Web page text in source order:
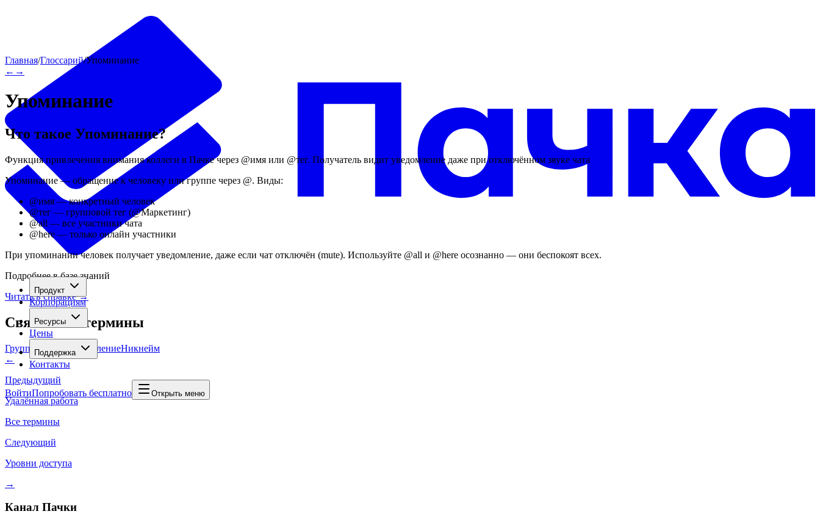
Продукт
Корпорациям
Ресурсы
Цены
Поддержка
Контакты
ВойтиПопробовать бесплатно Открыть меню
Главная/Глоссарий/Упоминание
← →
Упоминание
Что такое Упоминание?
Функция привлечения внимания коллеги в Пачке через @имя или @тег. Получатель видит уведомление даже при отключённом звуке чата
Упоминание — обращение к человеку или группе через @. Виды:
@имя — конкретный человек
@тег — групповой тег (@Маркетинг)
@all — все участники чата
@here — только онлайн участники
При упоминании человек получает уведомление, даже если чат отключён (mute). Используйте @all и @here осознанно — они беспокоят всех.
Подробнее в базе знаний
Читать в справке →
Связанные термины
Групповой тег УведомлениеНикнейм
←
Предыдущий
Удалённая работа
Все термины
Следующий
Уровни доступа
→
Канал Пачки